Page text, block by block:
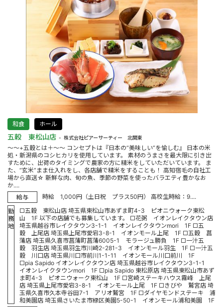
和食 ホール
五穀 東松山店 株式会社ピアーサーティー 北関東
～～+五穀とは＋～～ コンセプトは『日本の“美味しい”を愉しむ』 日本の米
処・新潟県のコシヒカリを使用しています。 素材のうまさを最大限に引き出
すために、出荷のタイミングで農家の方に精米をしていただいています。 ま
た、“玄米”まま仕入れをし、各店舗で精米をすることも！ 高知宿毛の自社工
場から直送☆ 新鮮な肉、旬の魚、季節の野菜を使ったバラエティ豊かなお
か....
給与
時給 1,000円（土日祝 プラス50円） 高校生時給：9....
勤
務
地
□五穀 東松山店 埼玉県東松山市あずま町4-3 ピオニウォーク東松
山 1F 以下の店舗でも募集しています。 □花粥 イオンレイクタウン店
埼玉県越谷市レイクタウン3-1-1 イオンレイクタウンmori 1F □五
穀 上尾店 埼玉県上尾市愛宕3-8-1 イオンモール上尾 1F □五穀 菖
蒲店 埼玉県久喜市菖蒲町菖蒲6005-1 モラージュ勝負 1F □一汁五
穀 羽生店 埼玉県羽生市川崎2-281-3 イオンモール羽生 1F □一汁五
穀 川口店 埼玉県川口市前川1-1-11 イオンモール川口前川 1F
□pia Sapido イオンレイクタウン店 埼玉県越谷市レイクタウン3-1-1
イオンレイクタウンmori 1F □pia Sapido 東松原店 埼玉県東松山市あず
ま町4-3 ピオニウォーク東松山 1F □宮崎ステーキハウス霧峰 上尾
店 埼玉県上尾市愛宕3-8-1 イオンモール上尾 1F □きびや 鷲宮店 埼
玉県久喜市久本寺谷田7-1 アリオ鷲宮 1F □ダイヤモンドステーキ 浦
和美園店 埼玉県さいたま市緑区美園5-50-1 イオンモール浦和美園 1F